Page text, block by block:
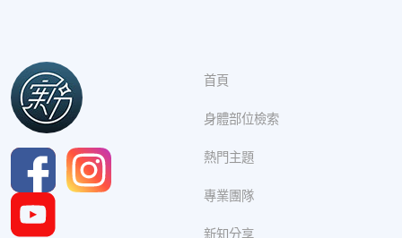
首頁
身體部位檢索
熱門主題
專業團隊
新知分享